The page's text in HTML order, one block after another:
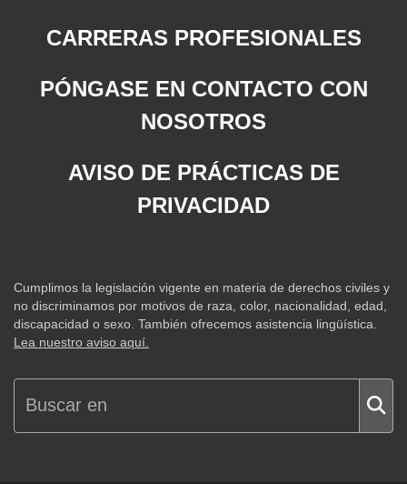
CARRERAS PROFESIONALES
PÓNGASE EN CONTACTO CON
NOSOTROS
AVISO DE PRÁCTICAS DE
PRIVACIDAD
Cumplimos la legislación vigente en materia de derechos civiles y
no discriminamos por motivos de raza, color, nacionalidad, edad,
discapacidad o sexo. También ofrecemos asistencia lingüística.
Lea nuestro aviso aquí.